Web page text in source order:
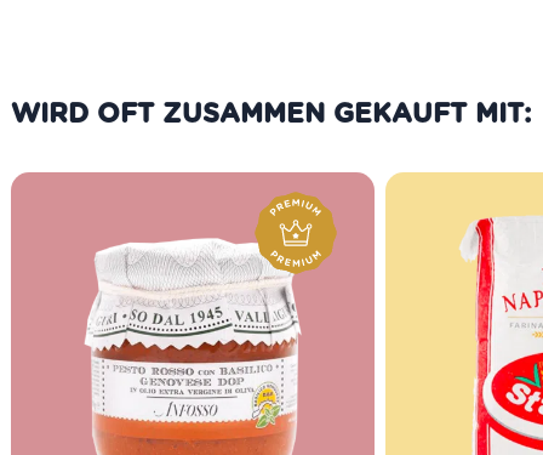
WIRD OFT ZUSAMMEN GEKAUFT MIT: